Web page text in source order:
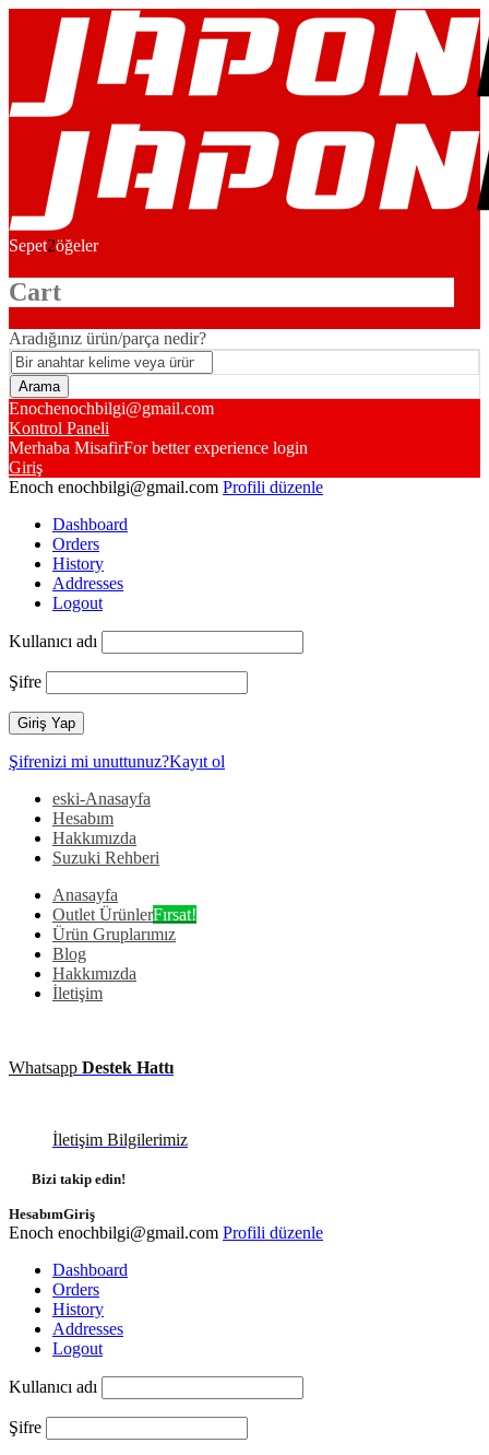
Sepet2öğeler
Cart
Aradığınız ürün/parça nedir?
Enochenochbilgi@gmail.com
Kontrol Paneli
Merhaba MisafirFor better experience login
Giriş
Enoch enochbilgi@gmail.com Profili düzenle
Dashboard
Orders
History
Addresses
Logout
Kullanıcı adı
Şifre
Şifrenizi mi unuttunuz?Kayıt ol
eski-Anasayfa
Hesabım
Hakkımızda
Suzuki Rehberi
Anasayfa
Outlet ÜrünlerFırsat!
Ürün Gruplarımız
Blog
Hakkımızda
İletişim
Whatsapp Destek Hattı
İletişim Bilgilerimiz
Bizi takip edin!
HesabımGiriş
Enoch enochbilgi@gmail.com Profili düzenle
Dashboard
Orders
History
Addresses
Logout
Kullanıcı adı
Şifre